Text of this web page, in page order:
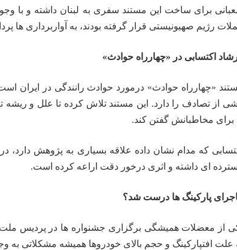
برای ساخت این مستند سفری به لبنان داشته و با
رژیم صهیونیستی قرار گرفته بودند، به آواربرداری ها
اکتسابی در «چهارراه حوادث»
«چهارراه حوادث» درمورد حوادث رانندگی در ایران
از تصادف را دارد. این مستند تلاش کرده تا علل و ریشه
برای مخاطبانش گفتن کند.
که مدام نشان داده علاقه بسیاری به پژوهش دارد،
ای داشته و اثری درخور دقت اراعه کرده است.
پارکینگ ها درست شد؟
از معضلات همیشگی برگزاری جشنواره ها در پردیس
علت افتپارکینگ و حجم بالای خودروها همیشه مشکلاتی به